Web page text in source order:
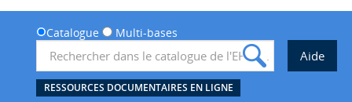
Catalogue Multi-bases
RESSOURCES DOCUMENTAIRES EN LIGNE